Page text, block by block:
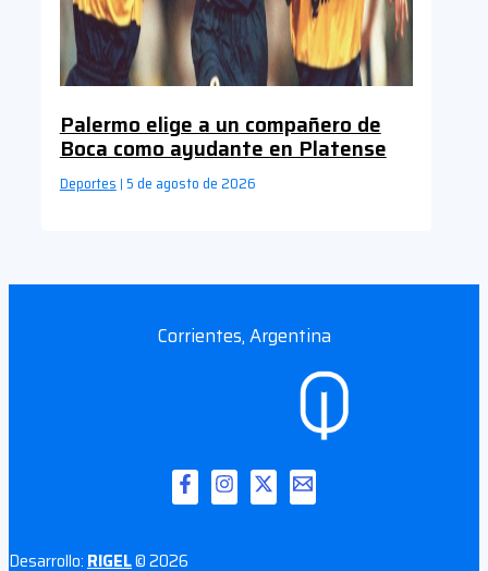
Palermo elige a un compañero de
Boca como ayudante en Platense
Deportes | 5 de agosto de 2026
Corrientes, Argentina
Desarrollo: RIGEL© 2026